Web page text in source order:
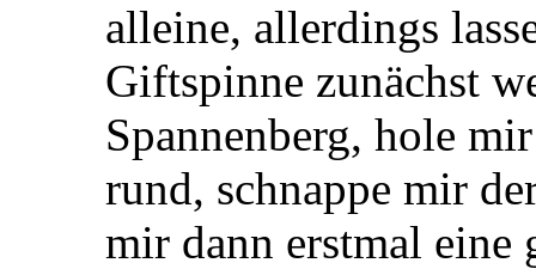
alleine, allerdings
Giftspinne zunächst
Spannenberg, hole
rund, schnappe mir
mir dann erstmal eine